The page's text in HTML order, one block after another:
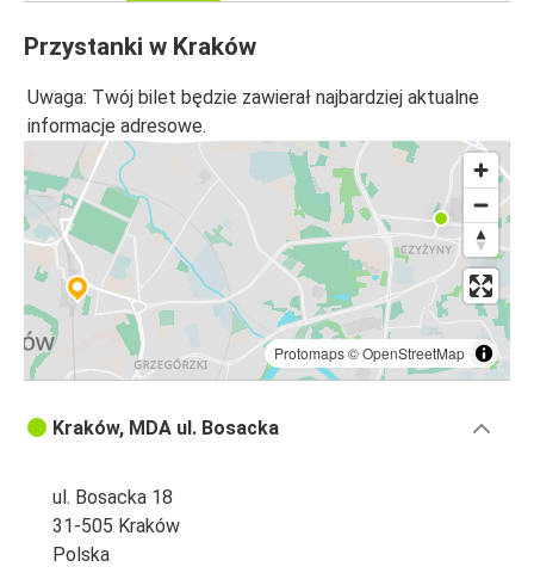
Przystanki w Kraków
Uwaga: Twój bilet będzie zawierał najbardziej aktualne
informacje adresowe.
Protomaps©OpenStreetMap
Kraków, MDA ul. Bosacka
ul. Bosacka 18
31-505 Kraków
Polska